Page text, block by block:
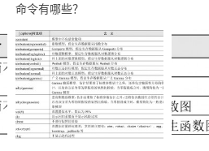
命令有哪些？